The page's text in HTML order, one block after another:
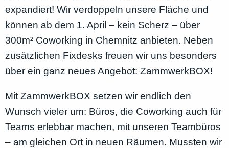
expandiert! Wir verdoppeln unsere Fläche und
können ab dem 1. April – kein Scherz – über
300m² Coworking in Chemnitz anbieten. Neben
zusätzlichen Fixdesks freuen wir uns besonders
über ein ganz neues Angebot: ZammwerkBOX!
Mit ZammwerkBOX setzen wir endlich den
Wunsch vieler um: Büros, die Coworking auch für
Teams erlebbar machen, mit unseren Teambüros
– am gleichen Ort in neuen Räumen. Mussten wir